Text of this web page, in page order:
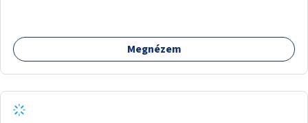
részt, amire hatásköre van és a költségvetési lehetőségek
keretéig valósítsa is meg.Megnézem